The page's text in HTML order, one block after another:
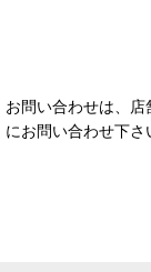
お問い合わせは、
にお問い合わせ下さ